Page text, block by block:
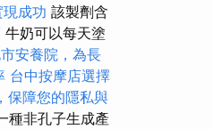
成功 該製劑含
牛奶可以每天塗
安養院，為長
台中按摩店選擇
保障您的隱私與
種非孔子生成產